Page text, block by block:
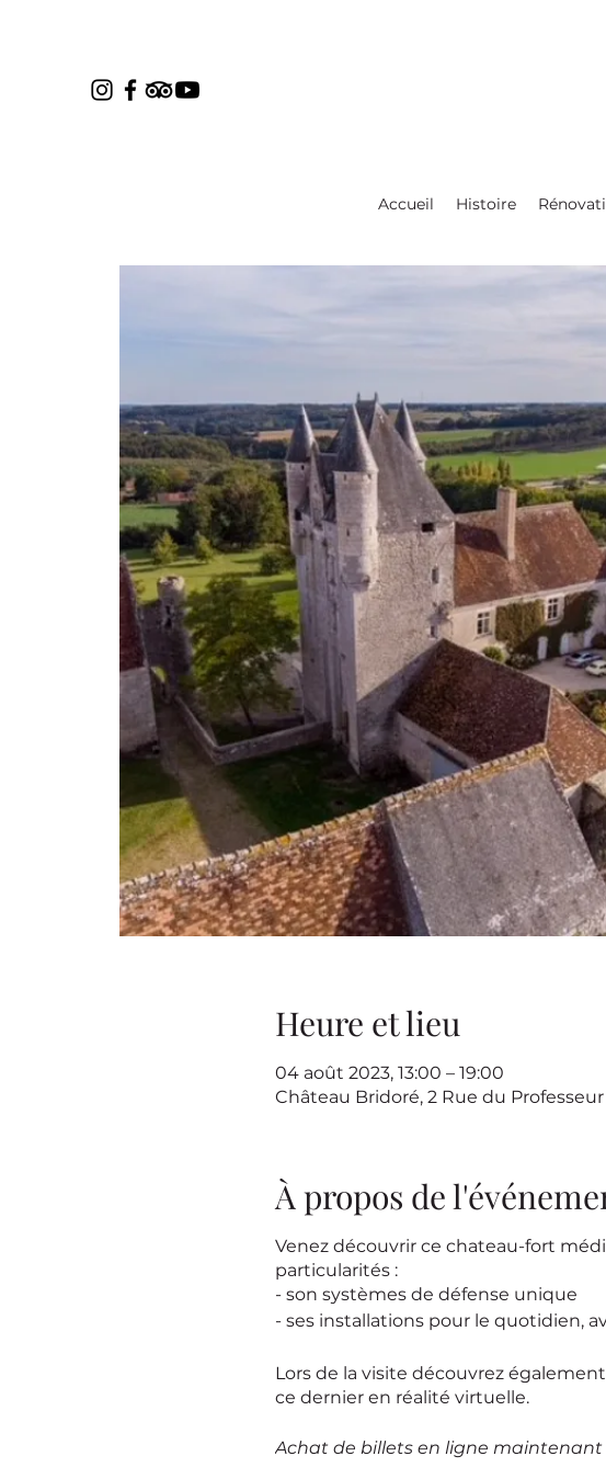
Accueil Histoire
Heure et lieu
04 août 2023, 13:00 – 19:00
Château Bridoré, 2 Rue du
À propos de
Venez découvrir ce chateau-fort
particularités :
- son systèmes de défense unique
- ses installations pour le quotidien,
Lors de la visite découvrez
ce dernier en réalité virtuelle.
Achat de billets en ligne